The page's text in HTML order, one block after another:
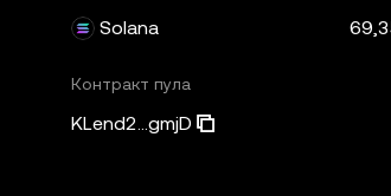
Solana
Контракт пула
KLend2...gmjD